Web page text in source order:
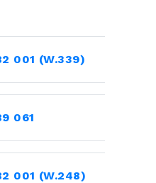
001 (W.339)
061
001 (W.248)